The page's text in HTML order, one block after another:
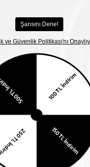
Benzer Ürünler
KODUYLA
%5
EKSTRA